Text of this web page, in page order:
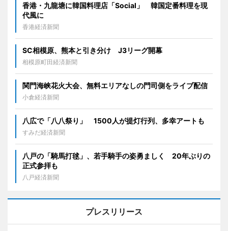
香港・九龍塘に韓国料理店「Social」 韓国定番料理を現
代風に
香港経済新聞
SC相模原、熊本と引き分け J3リーグ開幕
相模原町田経済新聞
関門海峡花火大会、無料エリアなしの門司側をライブ配信
小倉経済新聞
八広で「八八祭り」 1500人が提灯行列、多幸アートも
すみだ経済新聞
八戸の「騎馬打毬」、若手騎手の姿勇ましく 20年ぶりの
正式参拝も
八戸経済新聞
プレスリリース